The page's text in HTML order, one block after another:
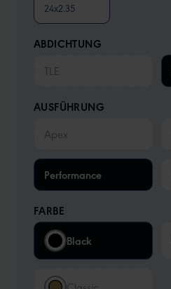
24x2.35
ABDICHTUNG
TLE
AUSFÜHRUNG
Apex
Performance
FARBE
Black